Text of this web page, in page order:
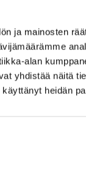
ja mainosten
alan
yhdistää näitä
heidän